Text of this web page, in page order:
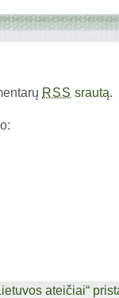
RSS srautą.
ateičiai“